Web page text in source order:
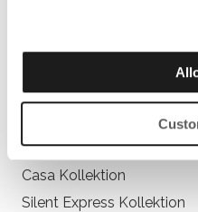
Casa Kollektion
Silent Express Kollektion